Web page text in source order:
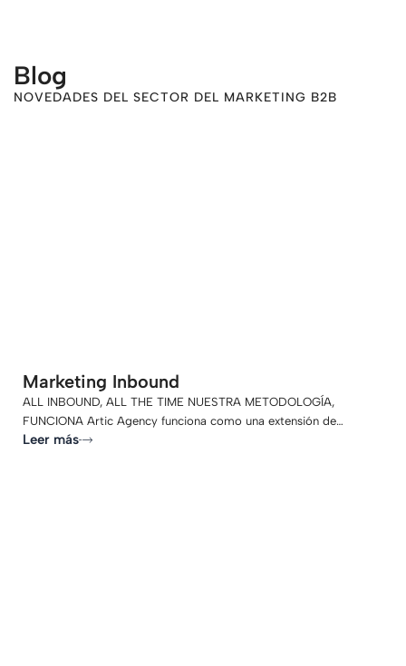
Blog
NOVEDADES DEL SECTOR DEL MARKETING B2B
Marketing Inbound
ALL INBOUND, ALL THE TIME NUESTRA METODOLOGÍA,
FUNCIONA Artic Agency funciona como una extensión de…
Leer más